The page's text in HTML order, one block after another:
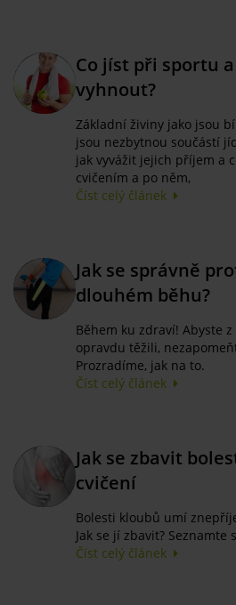
Co jíst při sportu
vyhnout?
Základní živiny jako jsou
jsou nezbytnou součástí
jak vyvážit jejich příjem a
cvičením a po něm,
Číst celý článek
Jak se správně
dlouhém běhu?
Během ku zdraví! Abyste
opravdu těžili,
Prozradíme, jak na to.
Číst celý článek
Jak se zbavit
cvičení
Bolesti kloubů umí
Jak se jí zbavit?
Číst celý článek